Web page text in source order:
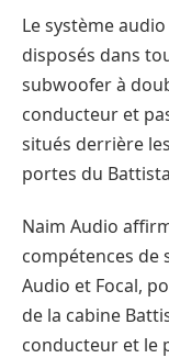
Le système
disposés dans
subwoofer à
conducteur et
situés derrière
portes du
Naim Audio
compétences de
Audio et Focal,
de la cabine
conducteur et le